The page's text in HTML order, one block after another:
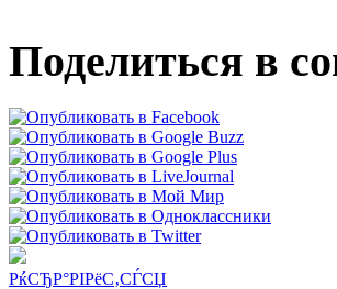
Поделиться в
РќСЂР°РІРёС‚СЃСЏ